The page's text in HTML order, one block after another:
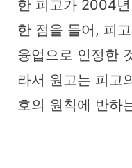
한 피고가 2004
한 점을 들어, 피
융업으로 인정한
라서 원고는 피고
호의 원칙에 반하